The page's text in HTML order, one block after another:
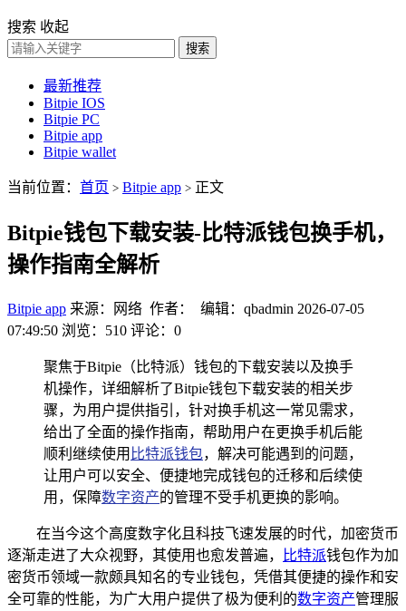
搜索 收起
搜索
最新推荐
Bitpie IOS
Bitpie PC
Bitpie app
Bitpie wallet
当前位置： 首页 > Bitpie app > 正文
Bitpie钱包下载安装-比特派钱包换手机，
操作指南全解析
Bitpie app 来源：网络 作者： 编辑：qbadmin 2026-07-05
07:49:50 浏览：510 评论：0
聚焦于Bitpie（比特派）钱包的下载安装以及换手
机操作，详细解析了Bitpie钱包下载安装的相关步
骤，为用户提供指引，针对换手机这一常见需求，
给出了全面的操作指南，帮助用户在更换手机后能
顺利继续使用 比特派钱包，解决可能遇到的问题，
让用户可以安全、便捷地完成钱包的迁移和后续使
用，保障数字资产的管理不受手机更换的影响。
在当今这个高度数字化且科技飞速发展的时代，加密货币
逐渐走进了大众视野，其使用也愈发普遍，
比特派钱包作为加
密货币领域一款颇具知名的专业钱包，凭借其便捷的操作和安
全可靠的性能，为广大用户提供了极为便利的数字资产管理服